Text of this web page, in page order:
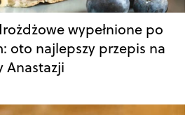
wypełnione po
oto najlepszy przepis na
Anastazji